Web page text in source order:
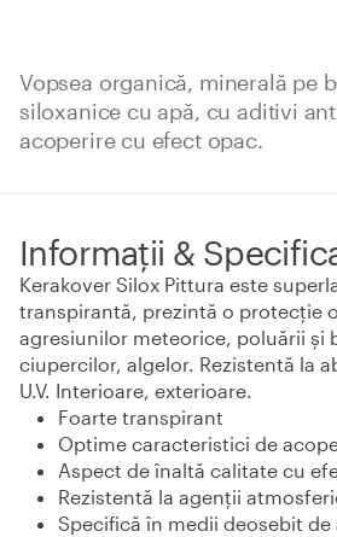
Vopsea organică, minerală pe
siloxanice cu apă, cu aditivi
acoperire cu efect opac.
Informații &
Kerakover Silox Pittura este
transpirantă, prezintă o protecţie
agresiunilor meteorice, poluării şi
ciupercilor, algelor. Rezistentă la
U.V. Interioare, exterioare.
Foarte transpirant
Optime caracteristici de
Aspect de înaltă calitate cu
Rezistentă la agenţii
Specifică în medii deosebit de